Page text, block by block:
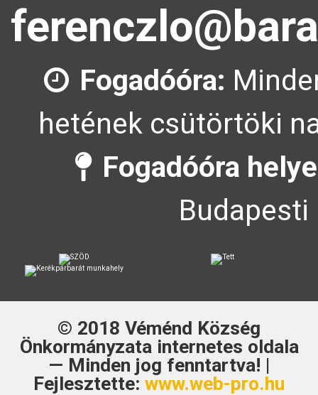
Fogadóóra:
hetének csütörtöki
Fogadóóra
© 2018 Véménd Község
Önkormányzata internetes oldala
— Minden jog fenntartva! |
Fejlesztette: www.web-pro.hu